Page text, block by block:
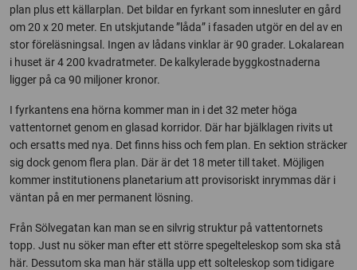
plan plus ett källarplan. Det bildar en fyrkant som innesluter en gård
om 20 x 20 meter. En utskjutande ”låda” i fasaden utgör en del av en
stor föreläsningsal. Ingen av lådans vinklar är 90 grader. Lokalarean
i huset är 4 200 kvadratmeter. De kalkylerade byggkostnaderna
ligger på ca 90 miljoner kronor.
I fyrkantens ena hörna kommer man in i det 32 meter höga
vattentornet genom en glasad korridor. Där har bjälklagen rivits ut
och ersatts med nya. Det finns hiss och fem plan. En sektion sträcker
sig dock genom flera plan. Där är det 18 meter till taket. Möjligen
kommer institutionens planetarium att provisoriskt inrymmas där i
väntan på en mer permanent lösning.
Från Sölvegatan kan man se en silvrig struktur på vattentornets
topp. Just nu söker man efter ett större spegelteleskop som ska stå
här. Dessutom ska man här ställa upp ett solteleskop som tidigare